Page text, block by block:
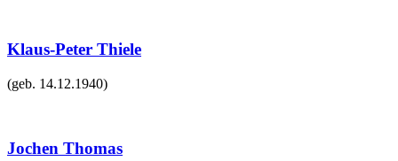
Klaus-Peter Thiele
(geb. 14.12.1940)
Jochen Thomas